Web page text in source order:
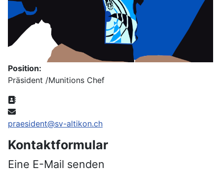
Position:
Präsident /Munitions Chef
Adresse:
E-Mail:
praesident@sv-altikon.ch
Kontaktformular
Eine E-Mail senden